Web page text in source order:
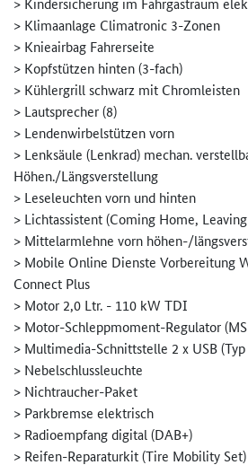
> Klimaanlage Climatronic 3-Zonen
> Knieairbag Fahrerseite
> Kopfstützen hinten (3-fach)
> Kühlergrill schwarz mit Chromleisten
> Lautsprecher (8)
> Lendenwirbelstützen vorn
> Lenksäule (Lenkrad) mechan.
Höhen./Längsverstellung
> Leseleuchten vorn und hinten
> Lichtassistent (Coming Home,
> Mittelarmlehne vorn höhen-/
> Mobile Online Dienste Vorbereitung
Connect Plus
> Motor 2,0 Ltr. - 110 kW TDI
> Motor-Schleppmoment-Regulator
> Multimedia-Schnittstelle 2 x USB (Typ
> Nebelschlussleuchte
> Nichtraucher-Paket
> Parkbremse elektrisch
> Radioempfang digital (DAB+)
> Reifen-Reparaturkit (Tire Mobility Set)